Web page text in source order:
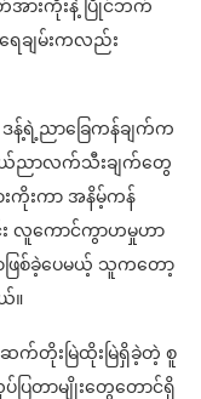
အားကိုးနဲ့ ပြိုင်ဘက်
ေချမ်းကလည်း
န့်ရဲ့ညာခြေကန်ချက်က
ယ်ညာလက်သီးချက်တွေ
းကိုးကာ အနိမ့်ကန်
လူကောင်ကွာဟမှုဟာ
ဖြစ်ခဲ့ပေမယ့် သူကတော့
။
က်တိုးမြဲထိုးမြဲရှိခဲ့တဲ့ စူ
ြတာမျိုးတွေတောင်ရှိ